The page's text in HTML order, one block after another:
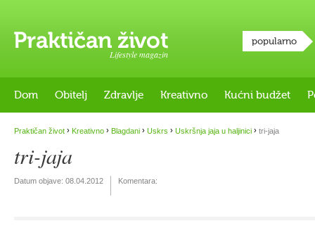
Lifestyle magazin
popularno
Dom Obitelj Zdravlje Kreativno Kućni budžet
Praktičan život › Kreativno › Blagdani › Uskrs › Uskršnja jaja u haljinici › tri-jaja
tri-jaja
Datum objave: 08.04.2012 Komentara: